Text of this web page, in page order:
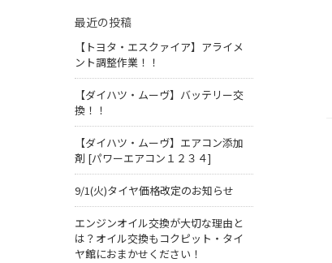
最近の投稿
【トヨタ・エスクァイア】アライメ
ント調整作業！！
【ダイハツ・ムーヴ】バッテリー交
換！！
【ダイハツ・ムーヴ】エアコン添加
剤 [パワーエアコン１２３４]
9/1(火)タイヤ価格改定のお知らせ
エンジンオイル交換が大切な理由と
は？オイル交換もコクピット・タイ
ヤ館におまかせください！